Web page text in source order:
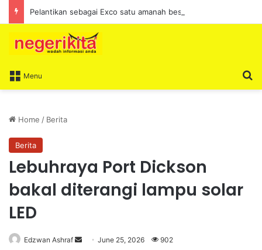
Menu
Home / Berita
Berita
Lebuhraya Port Dickson
bakal diterangi lampu solar
LED
Edzwan Ashraf June 25, 2026 902